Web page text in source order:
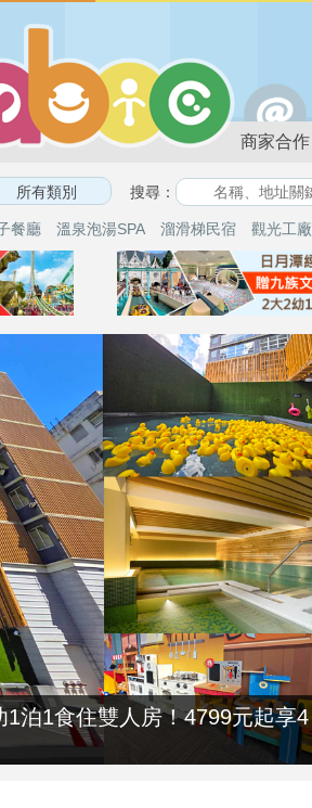
商家合作
搜尋：
餐廳 溫泉泡湯SPA 溜滑梯民宿 觀光工廠
泊1食住雙人房！4799元起享4